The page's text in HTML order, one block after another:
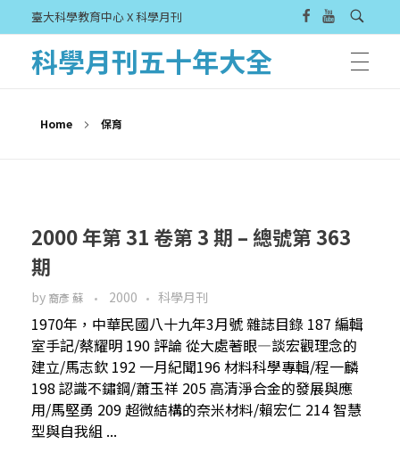
臺大科學教育中心 X 科學月刊
科學月刊五十年大全
Home 保育
2000 年第 31 卷第 3 期 – 總號第 363
期
by 裔彥 蘇 2000 科學月刊
1970年，中華民國八十九年3月號 雜誌目錄 187 編輯
室手記/蔡耀明 190 評論 從大處著眼—談宏觀理念的
建立/馬志欽 192 一月紀聞196 材料科學專輯/程一麟
198 認識不鏽鋼/蕭玉祥 205 高清淨合金的發展與應
用/馬堅勇 209 超微結構的奈米材料/賴宏仁 214 智慧
型與自我組 ...